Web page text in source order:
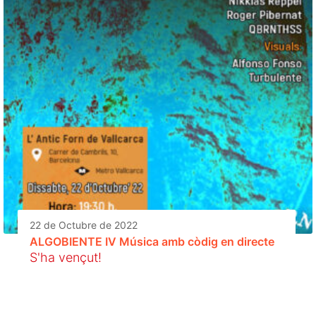
22 de Octubre de 2022
ALGOBIENTE IV Música amb còdig en directe
S'ha vençut!